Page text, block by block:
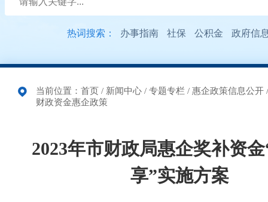
热词搜索： 办事指南 社保 公积金 政府信
当前位置： 首页 / 新闻中心 / 专题专栏 / 惠企政策信息公开
财政资金惠企政策
2023年市财政局惠企奖补资
享”实施方案